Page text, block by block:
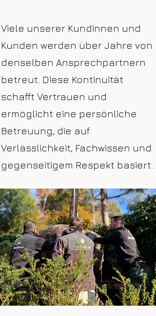
Viele unserer Kundinnen und
Kunden werden über Jahre von
denselben Ansprechpartnern
betreut. Diese Kontinuität
schafft Vertrauen und
ermöglicht eine persönliche
Betreuung, die auf
Verlässlichkeit, Fachwissen und
gegenseitigem Respekt basiert.